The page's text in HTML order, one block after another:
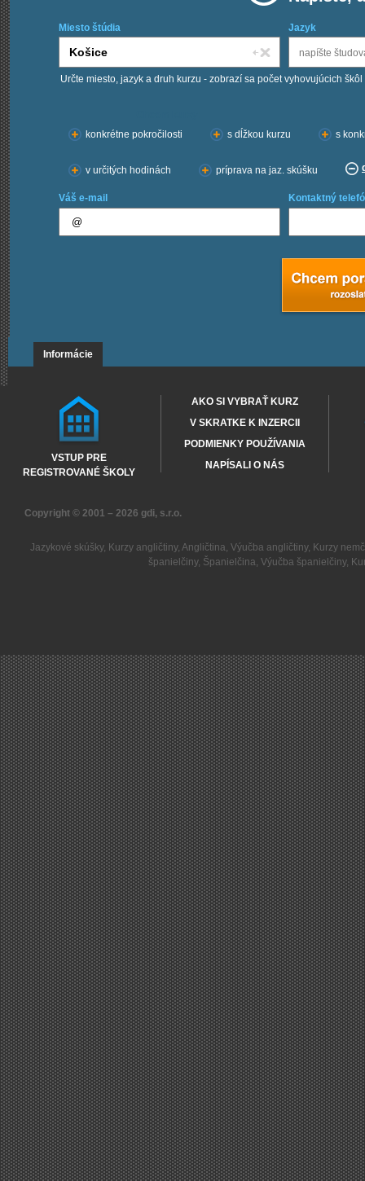
Miesto štúdia Jazyk
Určte miesto, jazyk a druh kurzu - zobrazí sa počet vyhovujúcich škôl
konkrétne pokročilosti
s dĺžkou kurzu s
v určitých hodinách príprava na jaz. skúšku
Váš e-mail Kontaktný
Informácie
VSTUP PRE
REGISTROVANÉ ŠKOLY
AKO SI VYBRAŤ KURZ
V SKRATKE K INZERCII
PODMIENKY POUŽÍVANIA
NAPÍSALI O NÁS
Copyright © 2001 – 2026 gdi, s.r.o.
Jazykové skúšky, Kurzy angličtiny, Angličtina, Výučba angličtiny, Kurzy
španielčiny, Španielčina, Výučba španielčiny,